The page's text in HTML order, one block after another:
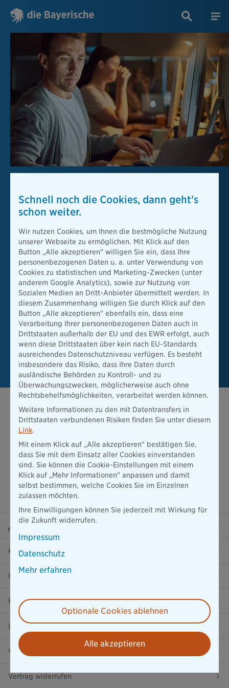
Aufgrund einer Störung konnte Ihr Vorgang nicht verarbeitet
werden. Wir bitten dafür um Entschuldigung!
Wir arbeiten bereits an der Fehlerbehebung, sodass Ihnen
unser Service schnellstmöglich wieder wie gewohnt zur
Verfügung steht.
In dringenden Angelegenheiten erreichen Sie uns über die
Kontaktseite oder rufen Sie uns direkt unter der
Telefonnummer 089/6787-7777 an.
Kontakt aufnehmen
Karriere
Presse
Ratgeber
Lob & Kritik
Versicherung in der Nähe
Vertrag widerrufen
Schnell noch die Cookies, dann geht's
schon weiter.
Wir nutzen Cookies, um Ihnen die bestmögliche Nutzung
unserer Webseite zu ermöglichen. Mit Klick auf den
Button „Alle akzeptieren" willigen Sie ein, dass Ihre
personenbezogenen Daten u. a. unter Verwendung von
Cookies zu statistischen und Marketing-Zwecken (unter
anderem Google Analytics), sowie zur Nutzung von
Sozialen Medien an Dritt-Anbieter übermittelt werden. In
diesem Zusammenhang willigen Sie durch Klick auf den
Button „Alle akzeptieren" ebenfalls ein, dass eine
Verarbeitung Ihrer personenbezogenen Daten auch in
Drittstaaten außerhalb der EU und des EWR erfolgt, auch
wenn diese Drittstaaten über kein nach EU-Standards
ausreichendes Datenschutzniveau verfügen. Es besteht
insbesondere das Risiko, dass Ihre Daten durch
ausländische Behörden zu Kontroll- und zu
Überwachungszwecken, möglicherweise auch ohne
Rechtsbehelfsmöglichkeiten, verarbeitet werden können.
Weitere Informationen zu den mit Datentransfers in
Drittstaaten verbundenen Risiken finden Sie unter diesem
Link.
Mit einem Klick auf „Alle akzeptieren" bestätigen Sie,
dass Sie mit dem Einsatz aller Cookies einverstanden
sind. Sie können die Cookie-Einstellungen mit einem
Klick auf „Mehr Informationen" anpassen und damit
selbst bestimmen, welche Cookies Sie im Einzelnen
zulassen möchten.
Ihre Einwilligungen können Sie jederzeit mit Wirkung für
die Zukunft widerrufen.
Impressum
Datenschutz
Mehr erfahren
Optionale Cookies ablehnen
Alle akzeptieren